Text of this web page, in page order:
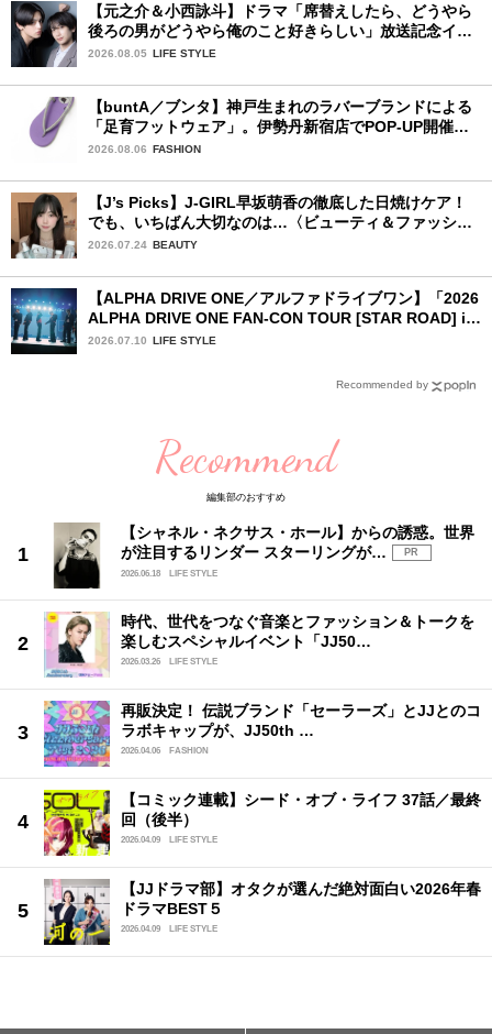
【元之介＆小西詠斗】ドラマ「席替えしたら、どうやら
後ろの男がどうやら俺のこと好きらしい」放送記念イン
タビュー♡ 「自然と詠斗くんが可愛く見えたんです」
2026.08.05 LIFE STYLE
【buntA／ブンタ】神戸生まれのラバーブランドによる
「足育フットウェア」。伊勢丹新宿店でPOP-UP開催
中！
2026.08.06 FASHION
【J’s Picks】J-GIRL早坂萌香の徹底した日焼けケア！
でも、いちばん大切なのは…〈ビューティ＆ファッショ
ン夏の必需品〉
2026.07.24 BEAUTY
【ALPHA DRIVE ONE／アルファドライブワン】「2026
ALPHA DRIVE ONE FAN-CON TOUR [STAR ROAD] in
YOKOHAMA」1日目詳細レポ【前編】
2026.07.10 LIFE STYLE
Recommended by
Recommend
編集部のおすすめ
【シャネル・ネクサス・ホール】からの誘惑。世界
が注目するリンダー スターリングが…
PR
2026.06.18
LIFE STYLE
時代、世代をつなぐ音楽とファッション＆トークを
楽しむスペシャルイベント「JJ50…
2026.03.26 LIFE STYLE
再販決定！ 伝説ブランド「セーラーズ」とJJとのコ
ラボキャップが、JJ50th …
2026.04.06 FASHION
【コミック連載】シード・オブ・ライフ 37話／最終
回（後半）
2026.04.09 LIFE STYLE
【JJドラマ部】オタクが選んだ絶対面白い2026年春
ドラマBEST５
2026.04.09 LIFE STYLE